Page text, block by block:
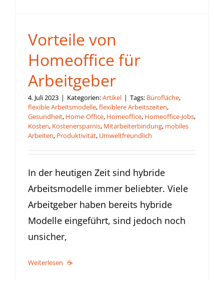
Vorteile von
Homeoffice für
Arbeitgeber
4. Juli 2023 | Kategorien:Artikel | Tags: Bürofläche,
flexible Arbeitsmodelle,flexiblere Arbeitszeiten,
Gesundheit, Home-Office, Homeoffice, Homeoffice-Jobs,
Kosten, Kostenersparnis, Mitarbeiterbindung, mobiles
Arbeiten, Produktivität, Umweltfreundlich
In der heutigen Zeit sind hybride
Arbeitsmodelle immer beliebter. Viele
Arbeitgeber haben bereits hybride
Modelle eingeführt, sind jedoch noch
unsicher,
Weiterlesen